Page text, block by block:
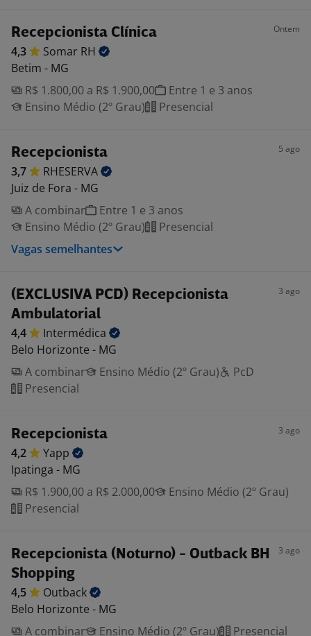
Recepcionista Clínica Ontem
4,3 Somar RH
Betim - MG
R$ 1.800,00 a R$ 1.900,00
Entre 1 e 3 anos
Ensino Médio (2º Grau)
Presencial
Recepcionista 5 ago
3,7
RHESERVA
Juiz de Fora - MG
A combinar
Entre 1 e 3 anos
Ensino Médio (2º Grau)
Presencial
Vagas semelhantes
(EXCLUSIVA PCD) Recepcionista
Ambulatorial
3 ago
4,4
Intermédica
Belo Horizonte - MG
A combinar
Ensino Médio (2º Grau)
PcD
Presencial
Recepcionista 3 ago
4,2
Yapp
Ipatinga - MG
R$ 1.900,00 a R$ 2.000,00
Ensino Médio (2º Grau)
Presencial
Recepcionista (Noturno) - Outback BH
Shopping
3 ago
4,5
Outback
Belo Horizonte - MG
A combinar
Ensino Médio (2º Grau) Presencial